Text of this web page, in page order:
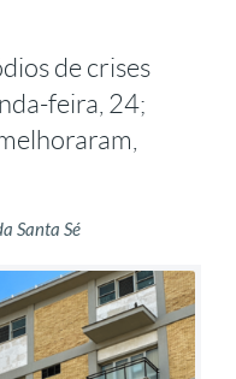
de crises
feira, 24;
Santa Sé